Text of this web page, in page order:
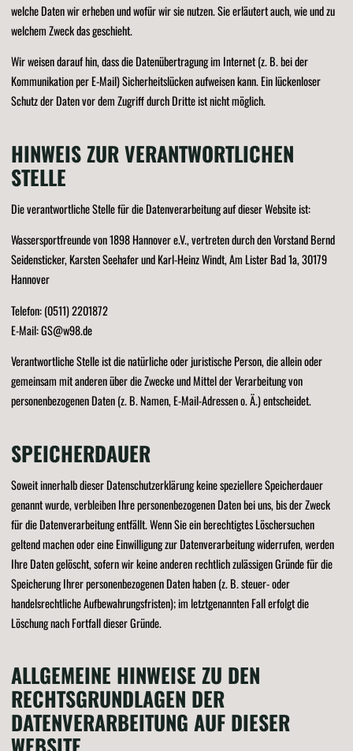
welche Daten wir erheben und wofür wir sie nutzen. Sie erläutert auch, wie und zu
welchem Zweck das geschieht.
Wir weisen darauf hin, dass die Datenübertragung im Internet (z. B. bei der
Kommunikation per E-Mail) Sicherheitslücken aufweisen kann. Ein lückenloser
Schutz der Daten vor dem Zugriff durch Dritte ist nicht möglich.
HINWEIS ZUR VERANTWORTLICHEN
STELLE
Die verantwortliche Stelle für die Datenverarbeitung auf dieser Website ist:
Wassersportfreunde von 1898 Hannover e.V., vertreten durch den Vorstand Bernd
Seidensticker, Karsten Seehafer und Karl-Heinz Windt, Am Lister Bad 1a, 30179
Hannover
Telefon: (0511) 2201872
E-Mail: GS@w98.de
Verantwortliche Stelle ist die natürliche oder juristische Person, die allein oder
gemeinsam mit anderen über die Zwecke und Mittel der Verarbeitung von
personenbezogenen Daten (z. B. Namen, E-Mail-Adressen o. Ä.) entscheidet.
SPEICHERDAUER
Soweit innerhalb dieser Datenschutzerklärung keine speziellere Speicherdauer
genannt wurde, verbleiben Ihre personenbezogenen Daten bei uns, bis der Zweck
für die Datenverarbeitung entfällt. Wenn Sie ein berechtigtes Löschersuchen
geltend machen oder eine Einwilligung zur Datenverarbeitung widerrufen, werden
Ihre Daten gelöscht, sofern wir keine anderen rechtlich zulässigen Gründe für die
Speicherung Ihrer personenbezogenen Daten haben (z. B. steuer- oder
handelsrechtliche Aufbewahrungsfristen); im letztgenannten Fall erfolgt die
Löschung nach Fortfall dieser Gründe.
ALLGEMEINE HINWEISE ZU DEN
RECHTSGRUNDLAGEN DER
DATENVERARBEITUNG AUF DIESER